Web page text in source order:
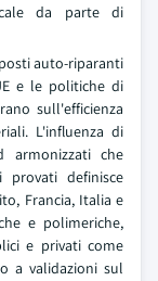
da parte di
auto-riparanti
e le politiche di
sull'efficienza
L'influenza di
armonizzati che
provati definisce
Francia, Italia e
e polimeriche,
e privati come
a validazioni sul